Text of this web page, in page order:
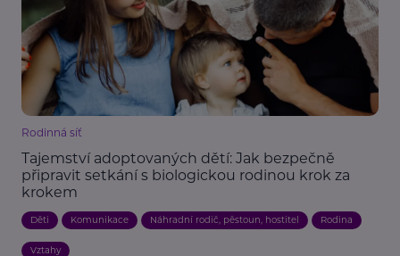
Rodinná síť
Tajemství adoptovaných dětí: Jak bezpečně
připravit setkání s biologickou rodinou krok za
krokem
Děti Komunikace Náhradní rodič, pěstoun, hostitel Rodina
Vztahy